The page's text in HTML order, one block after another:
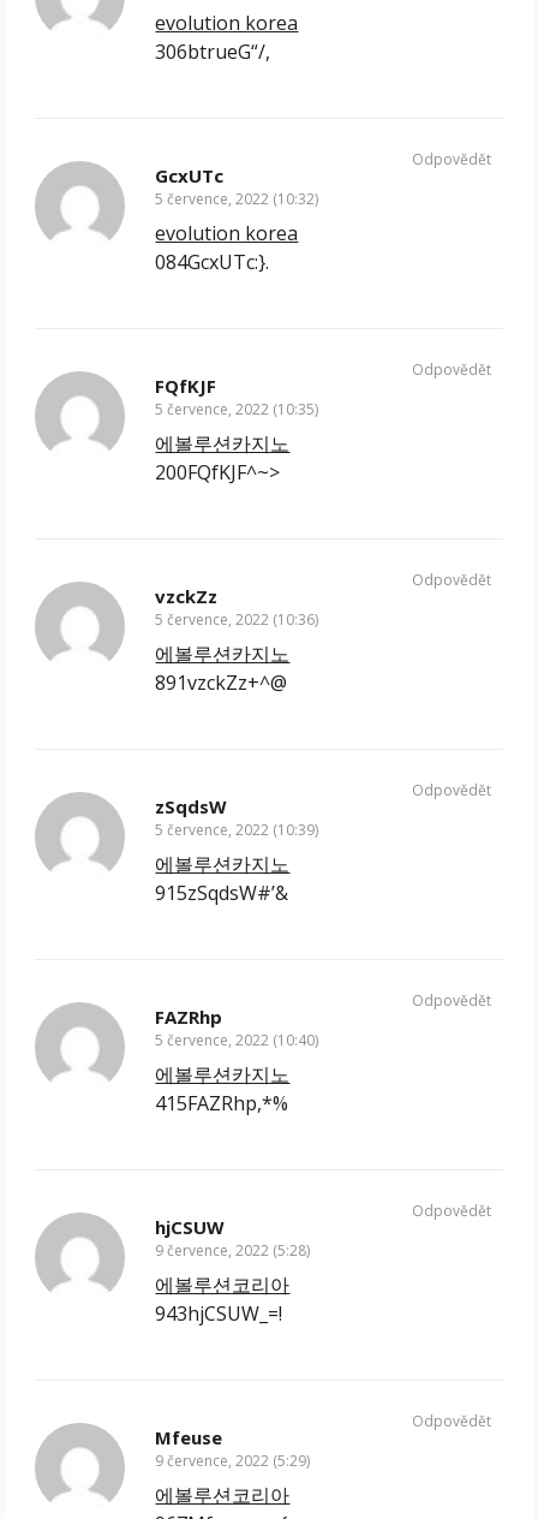
evolution korea
306btrueG“/,
GcxUTc
5 července, 2022 (10:32)
evolution korea
084GcxUTc:}.
Odpovědět
FQfKJF
5 července, 2022 (10:35)
에볼루션카지노
200FQfKJF^~>
Odpovědět
vzckZz
5 července, 2022 (10:36)
에볼루션카지노
891vzckZz+^@
Odpovědět
zSqdsW
5 července, 2022 (10:39)
에볼루션카지노
915zSqdsW#’&
Odpovědět
FAZRhp
5 července, 2022 (10:40)
에볼루션카지노
415FAZRhp,*%
Odpovědět
hjCSUW
9 července, 2022 (5:28)
에볼루션코리아
943hjCSUW_=!
Odpovědět
Mfeuse
9 července, 2022 (5:29)
에볼루션코리아
Odpovědět